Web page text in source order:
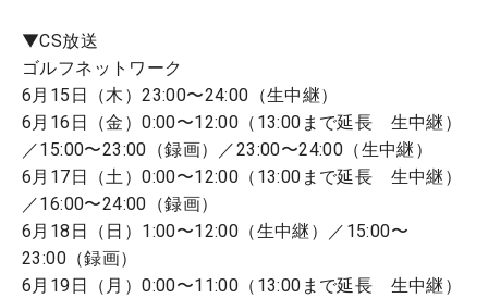
▼CS放送
ゴルフネットワーク
6月15日（木）23:00〜24:00（生中継）
6月16日（金）0:00〜12:00（13:00まで延長 生中継）
／15:00〜23:00（録画）／23:00〜24:00（生中継）
6月17日（土）0:00〜12:00（13:00まで延長 生中継）
／16:00〜24:00（録画）
6月18日（日）1:00〜12:00（生中継）／15:00〜
23:00（録画）
6月19日（月）0:00〜11:00（13:00まで延長 生中継）